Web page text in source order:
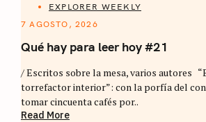
EXPLORER WEEKLY
7 AGOSTO, 2026
Qué hay para leer hoy #21
/ Escritos sobre la mesa, varios autores
torrefactor interior”: con la porfía del
tomar cincuenta cafés por..
Read More